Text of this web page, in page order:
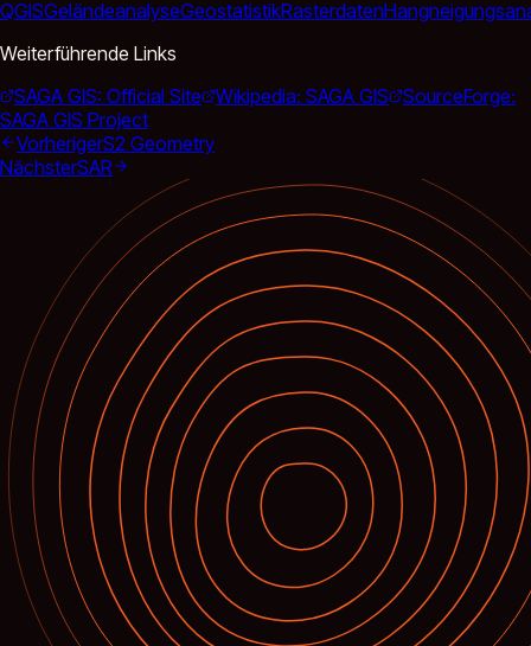
QGISGeländeanalyseGeostatistikRasterdaten
Weiterführende Links
SAGA GIS: Official Site
Wikipedia: SAGA GIS
SourceForge:
SAGA GIS Project
VorherigerS2 Geometry
NächsterSAR